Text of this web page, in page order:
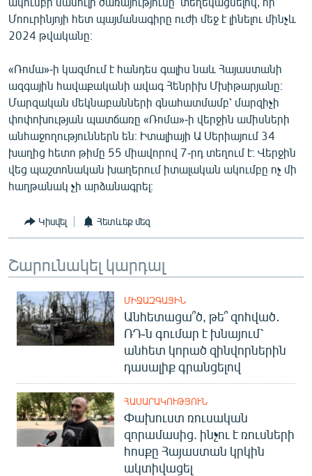
ՁԳՏԵԼՈՎ ԼԱՎԱԳՈՒՅՆԻՆ
ՓՈԴՔԱՍԹ
Հայերեն
English
Русский
ՀԵՏԵՎԵՔ ՄԵԶ
Մոուրինյոյի հետ պայմանագիրը ուժի մեջ է լինելու մինչև
2024 թվականը։
«Ռոմա»-ի կազմում է հանդես գալիս նաև Հայաստանի
ազգային հավաքականի ավագ Հենրիխ Մխիթարյանը։
Մարզական մեկնաբանների գնահատմամբ՝ մարզիչի
փոփոխության պատճառը «Ռոմա»-ի վերջին ամիսների
անհաջողություններն են։ Իտալիայի Ա Սերիայում 34
խաղից հետո թիմը 55 միավորով 7-րդ տեղում է։ Վերջին
վեց պաշտոնական խաղերում իտալական ակումբը ոչ մի
հաղթանակ չի արձանագրել։
Կիսվել Հետևեք մեզ
Շարունակել կարդալ
ՄԻՋԱԶԳԱՅԻՆ
Անհետացա՞ծ, թե՞ զոհված․
ՌԴ-ն գումար է խնայում՝
անհետ կորած զինվորներին
դասալիք գրանցելով
ՀԱՍԱՐԱԿՈՒԹՅՈՒՆ
Փախուստ ռուսական
զորամասից. ինչու է ռուսների
հոսքը Հայաստան կրկին
ակտիվացել